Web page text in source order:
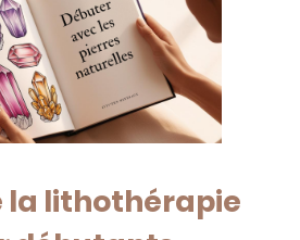
la lithothérapie